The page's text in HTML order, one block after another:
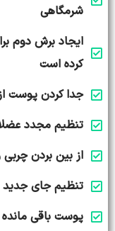
شرمگاهی
ایجاد برش دوم
کرده است
جدا کردن پوست
تنظیم مجدد
از بین بردن
تنظیم جای
پوست باقی